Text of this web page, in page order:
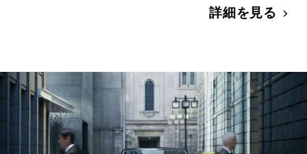
詳細を見る